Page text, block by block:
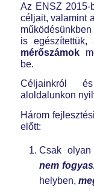
Az ENSZ 2015-
céljait, valamint
is
mérőszámok
be.
Céljainkról
aloldalunkon
Három
előtt:
Csak
nem
helyben,